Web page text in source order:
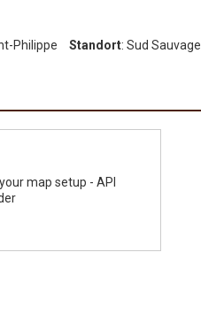
Philippe Standort: Sud Sauvage
map setup - API